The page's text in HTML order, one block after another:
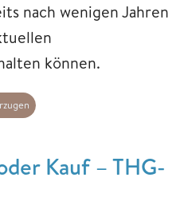
nach wenigen Jahren
können.
Kauf – THG-